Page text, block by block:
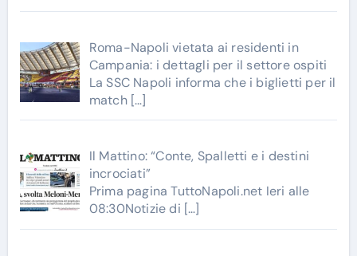
Roma-Napoli vietata ai residenti in
Campania: i dettagli per il settore ospiti
La SSC Napoli informa che i biglietti per il
match […]
Il Mattino: “Conte, Spalletti e i destini
incrociati”
Prima pagina TuttoNapoli.net Ieri alle
08:30Notizie di […]